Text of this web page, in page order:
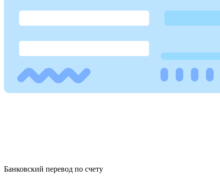
Банковский перевод по счету